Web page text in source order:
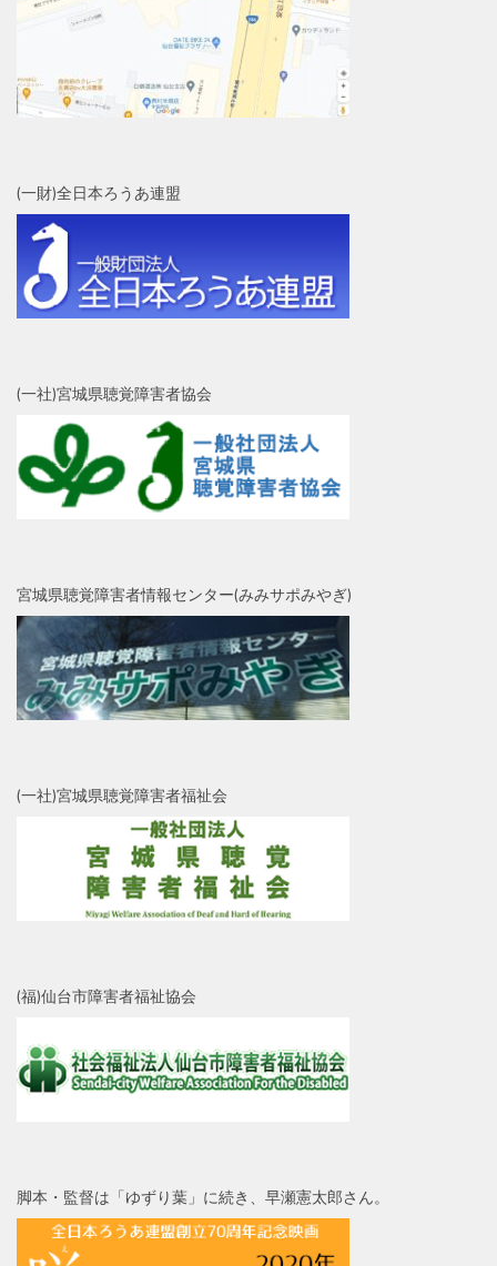
(一財)全日本ろうあ連盟
(一社)宮城県聴覚障害者協会
宮城県聴覚障害者情報センター(みみサポみやぎ)
(一社)宮城県聴覚障害者福祉会
(福)仙台市障害者福祉協会
脚本・監督は「ゆずり葉」に続き、早瀬憲太郎さん。